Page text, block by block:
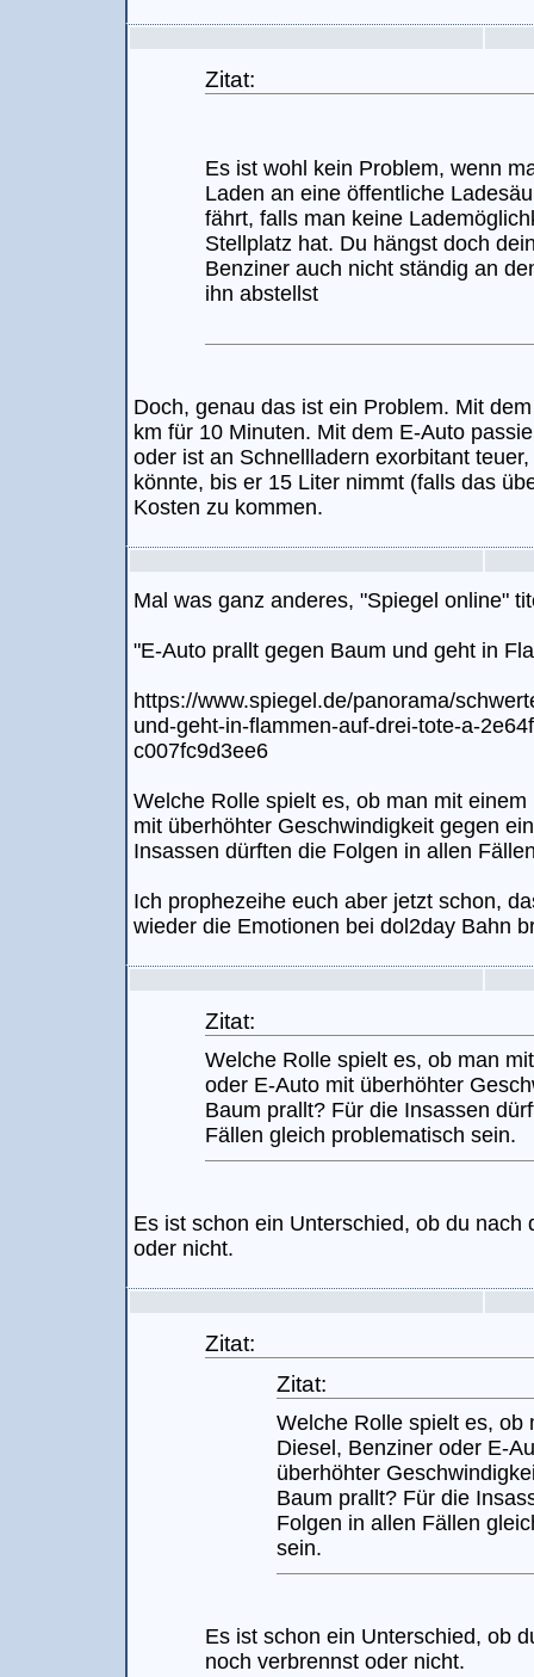
Zitat:
Es ist wohl kein Problem, wenn
Laden an eine öffentliche
fährt, falls man keine
Stellplatz hat. Du hängst doch
Benziner auch nicht ständig an
ihn abstellst
Doch, genau das ist ein Problem. Mit
km für 10 Minuten. Mit dem E-Auto
oder ist an Schnellladern exorbitant
könnte, bis er 15 Liter nimmt (falls das
Kosten zu kommen.
Mal was ganz anderes, "Spiegel online"
"E-Auto prallt gegen Baum und geht in
https://www.spiegel.de/panorama/
und-geht-in-flammen-auf-drei-tote-a-
c007fc9d3ee6
Welche Rolle spielt es, ob man mit
mit überhöhter Geschwindigkeit gegen
Insassen dürften die Folgen in allen
Ich prophezeihe euch aber jetzt schon,
wieder die Emotionen bei dol2day Bahn
Zitat:
Welche Rolle spielt es, ob man
oder E-Auto mit überhöhter
Baum prallt? Für die Insassen
Fällen gleich problematisch sein.
Es ist schon ein Unterschied, ob du nach
oder nicht.
Zitat:
Zitat:
Welche Rolle spielt es, ob
Diesel, Benziner oder E-
überhöhter
Baum prallt? Für die
Folgen in allen Fällen
sein.
Es ist schon ein Unterschied, ob
noch verbrennst oder nicht.